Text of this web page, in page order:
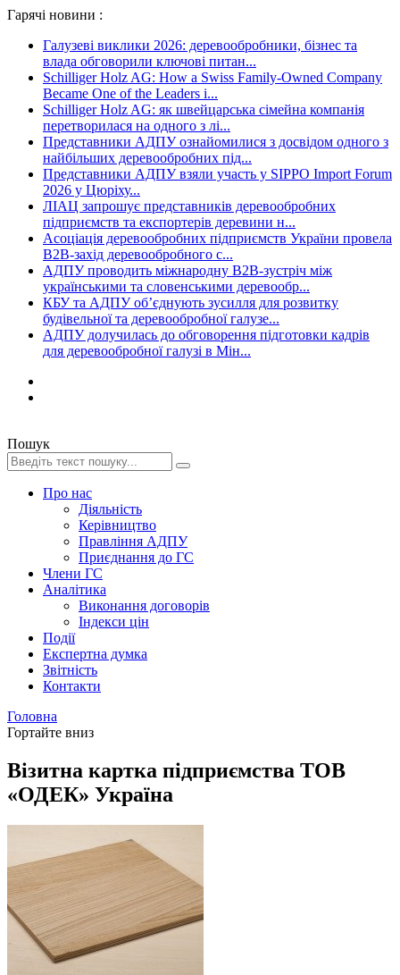
Гарячі новини :
Галузеві виклики 2026: деревообробники, бізнес та
влада обговорили ключові питан...
Schilliger Holz AG: How a Swiss Family-Owned Company
Became One of the Leaders i...
Schilliger Holz AG: як швейцарська сімейна компанія
перетворилася на одного з лі...
Представники АДПУ ознайомилися з досвідом одного з
найбільших деревообробних під...
Представники АДПУ взяли участь у SIPPO Import Forum
2026 у Цюріху...
ЛІАЦ запрошує представників деревообробних
підприємств та експортерів деревини н...
Асоціація деревообробних підприємств України провела
B2B-захід деревообробного с...
АДПУ проводить міжнародну B2B-зустріч між
українськими та словенськими деревообр...
КБУ та АДПУ об’єднують зусилля для розвитку
будівельної та деревообробної галузе...
АДПУ долучилась до обговорення підготовки кадрів
для деревообробної галузі в Мін...
Пошук
Про нас
Діяльність
Керівництво
Правління АДПУ
Приєднання до ГС
Члени ГС
Аналітика
Виконання договорів
Індекси цін
Події
Експертна думка
Звітність
Контакти
Головна
Гортайте вниз
Візитна картка підприємства ТОВ
«ОДЕК» Україна